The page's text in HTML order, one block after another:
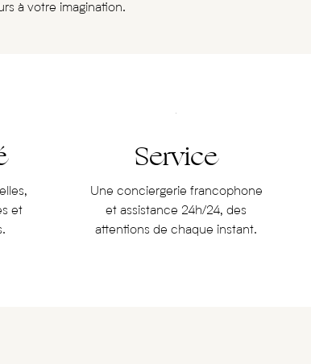
à votre imagination.
et
Service
Une conciergerie francophone
et assistance 24h/24, des
attentions de chaque instant.